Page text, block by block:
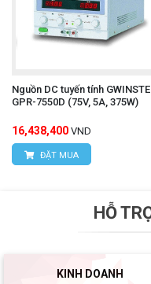
Nguồn DC tuyến tính
GPR-7550D (75V, 5A, 375W)
16,438,400 VND
ĐẶT MUA
HỖ
KINH DOANH